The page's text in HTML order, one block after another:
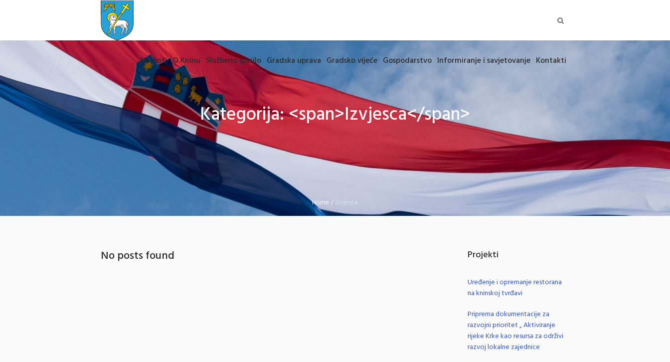
Novosti O Kninu Službeno glasilo Gradska uprava Gradsko vijeće Gospodarstvo Informiranje i savjetovanje Kontakti
Kategorija: <span>Izvjesca</span>
Home /Izvjesca
No posts found Projekti
Uređenje i opremanje restorana
na kninskoj tvrđavi
Priprema dokumentacije za
razvojni prioritet „ Aktiviranje
rijeke Krke kao resursa za održivi
razvoj lokalne zajednice